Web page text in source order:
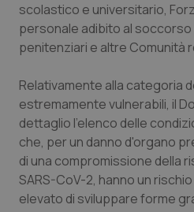
Veneto
Oncoematologia
Oncologia &
Psoriasi & pelle
Quotidiano
Quotidiano Chirurgia
scolastico e universitario,
personale adibito al
penitenziari e altre Comunità
Relativamente alla categoria
estremamente vulnerabili, il
dettaglio l'elenco delle
che, per un danno d'organo
di una compromissione della
SARS-CoV-2, hanno un
elevato di sviluppare forme